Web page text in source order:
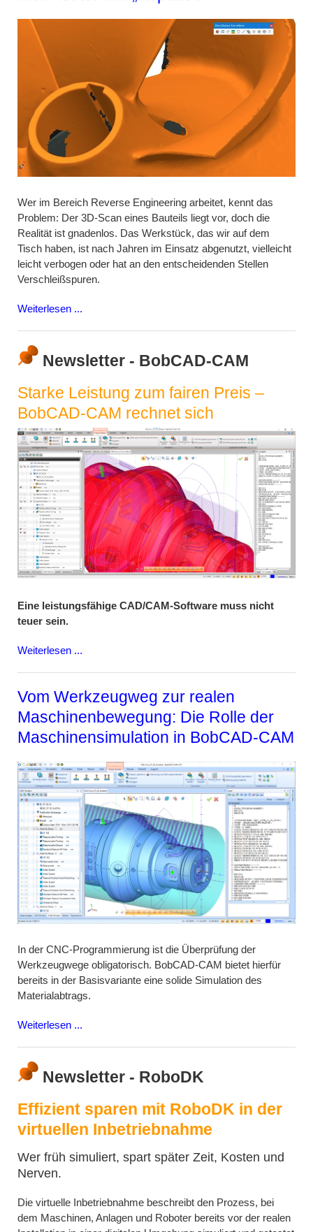
Wer im Bereich Reverse Engineering arbeitet, kennt das
Problem: Der 3D-Scan eines Bauteils liegt vor, doch die
Realität ist gnadenlos. Das Werkstück, das wir auf dem
Tisch haben, ist nach Jahren im Einsatz abgenutzt, vielleicht
leicht verbogen oder hat an den entscheidenden Stellen
Verschleißspuren.
Weiterlesen ...
Newsletter - BobCAD-CAM
Starke Leistung zum fairen Preis –
BobCAD-CAM rechnet sich
Eine leistungsfähige CAD/CAM-Software muss nicht
teuer sein.
Weiterlesen ...
Vom Werkzeugweg zur realen
Maschinenbewegung: Die Rolle der
Maschinensimulation in BobCAD-CAM
In der CNC-Programmierung ist die Überprüfung der
Werkzeugwege obligatorisch. BobCAD-CAM bietet hierfür
bereits in der Basisvariante eine solide Simulation des
Materialabtrags.
Weiterlesen ...
Newsletter - RoboDK
Effizient sparen mit RoboDK in der
virtuellen Inbetriebnahme
Wer früh simuliert, spart später Zeit, Kosten und
Nerven.
Die virtuelle Inbetriebnahme beschreibt den Prozess, bei
dem Maschinen, Anlagen und Roboter bereits vor der realen